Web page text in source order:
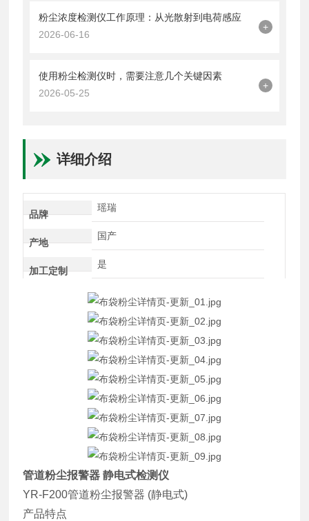
粉尘浓度检测仪工作原理：从光散射到电荷感应
2026-06-16
+
使用粉尘检测仪时，需要注意几个关键因素
2026-05-25
+
详细介绍
品牌
瑶瑞
产地
国产
加工定制
是
管道粉尘报警器 静电式检测仪
YR-F200管道粉尘报警器 (静电式)
产品特点